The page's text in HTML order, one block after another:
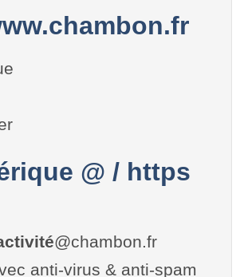
@ / https
@chambon.fr
anti-virus & anti-spam